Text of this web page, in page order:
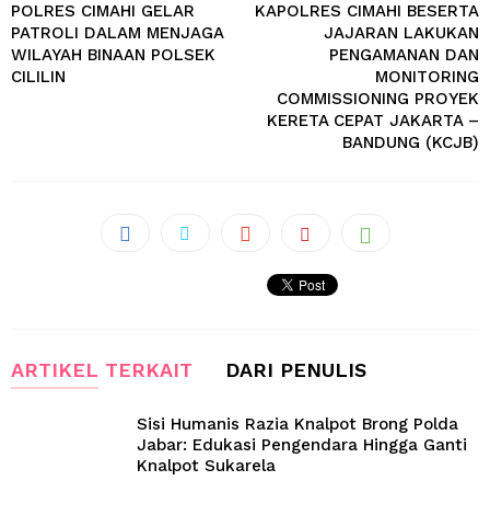
POLRES CIMAHI GELAR
PATROLI DALAM MENJAGA
WILAYAH BINAAN POLSEK
CILILIN
KAPOLRES CIMAHI BESERTA
JAJARAN LAKUKAN
PENGAMANAN DAN
MONITORING
COMMISSIONING PROYEK
KERETA CEPAT JAKARTA –
BANDUNG (KCJB)
ARTIKEL TERKAIT DARI PENULIS
Sisi Humanis Razia Knalpot Brong Polda
Jabar: Edukasi Pengendara Hingga Ganti
Knalpot Sukarela